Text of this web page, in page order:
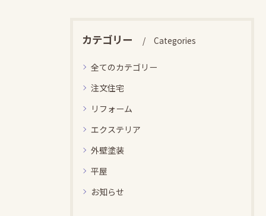
カテゴリー Categories
全てのカテゴリー
注文住宅
リフォーム
エクステリア
外壁塗装
平屋
お知らせ